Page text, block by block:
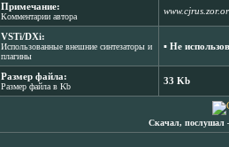
Примечание:
Комментарии автора
VSTi/DXi:
Использованные внешние синтезаторы и
плагины
▪ Не
Размер файла:
Размер файла в Kb
33 Kb
Скачал, послушал